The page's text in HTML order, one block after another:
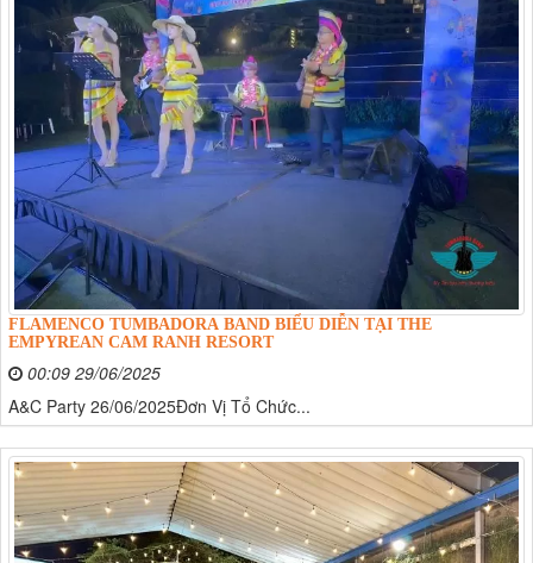
FLAMENCO TUMBADORA BAND BIỂU DIỄN TẠI THE
EMPYREAN CAM RANH RESORT
00:09 29/06/2025
A&C Party 26/06/2025Đơn Vị Tổ Chức...